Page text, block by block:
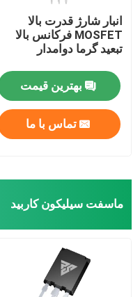
نیمه هادی قدرت SIC
انبار شارژ قدرت بالا
MOSFET فرکانس بالا
تبعید گرما دوامدار
بهترین قیمت
تماس با ما
ماسفت سیلیکون کاربید